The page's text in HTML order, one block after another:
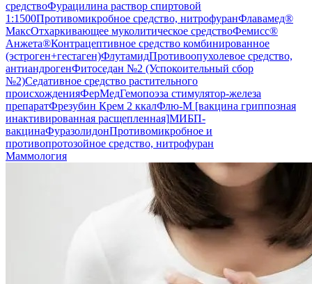
средствоФурацилина раствор спиртовой
1:1500Противомикробное средство, нитрофуранФлавамед®
МаксОтхаркивающее муколитическое средствоФемисс®
Анжета®Контрацептивное средство комбинированное
(эстроген+гестаген)ФлутамидПротивоопухолевое средство,
антиандрогенФитоседан №2 (Успокоительный сбор
№2)Седативное средство растительного
происхожденияФерМедГемопоэза стимулятор-железа
препаратФрезубин Крем 2 ккалФлю-М [вакцина гриппозная
инактивированная расщепленная]МИБП-
вакцинаФуразолидонПротивомикробное и
противопротозойное средство, нитрофуран
Маммология